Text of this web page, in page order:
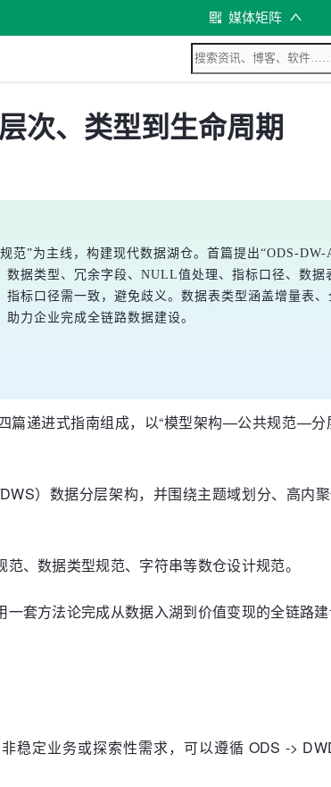
媒体矩阵
次、类型到生命周期
”为主线，构建现代数据湖仓。首篇提出“ODS-DW-
据类型、冗余字段、NULL值处理、指标口径、数据
标口径需一致，避免歧义。数据表类型涵盖增量表
力企业完成全链路数据建设。
篇递进式指南组成，以“模型架构—公共规范—
）数据分层架构，并围绕主题域划分、高内
、数据类型规范、字符串等数仓设计规范。
套方法论完成从数据入湖到价值变现的全链路建
稳定业务或探索性需求，可以遵循 ODS ->